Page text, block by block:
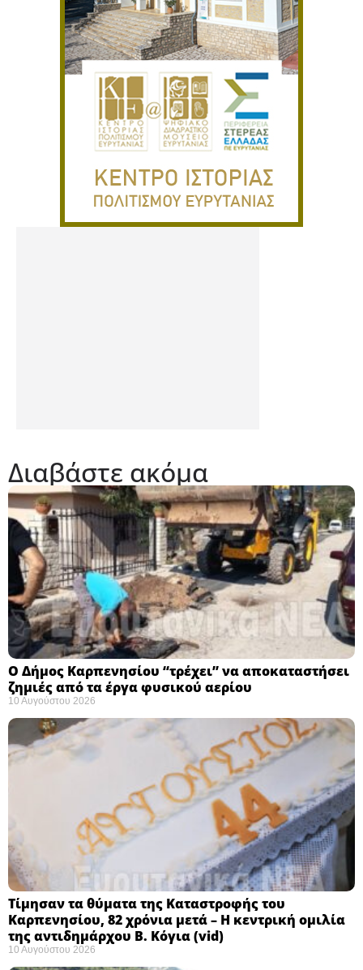
Διαβάστε ακόμα
Ο Δήμος Καρπενησίου “τρέχει” να αποκαταστήσει
ζημιές από τα έργα φυσικού αερίου
10 Αυγούστου 2026
Τίμησαν τα θύματα της Καταστροφής του
Καρπενησίου, 82 χρόνια μετά – Η κεντρική ομιλία
της αντιδημάρχου Β. Κόγια (vid)
10 Αυγούστου 2026